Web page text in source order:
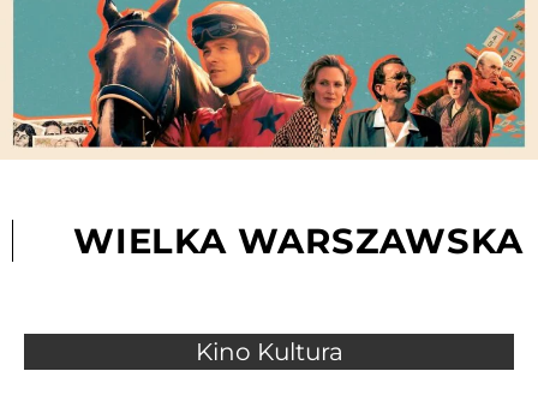
WIELKA WARSZAWSKA
Kino Kultura